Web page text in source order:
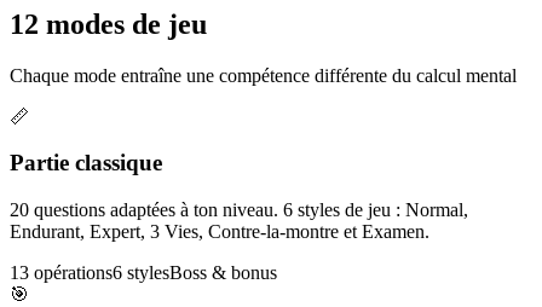
12 modes de jeu
Chaque mode entraîne une compétence différente du calcul mental
📏
Partie classique
20 questions adaptées à ton niveau. 6 styles de jeu : Normal,
Endurant, Expert, 3 Vies, Contre-la-montre et Examen.
13 opérations6 stylesBoss & bonus
🎯